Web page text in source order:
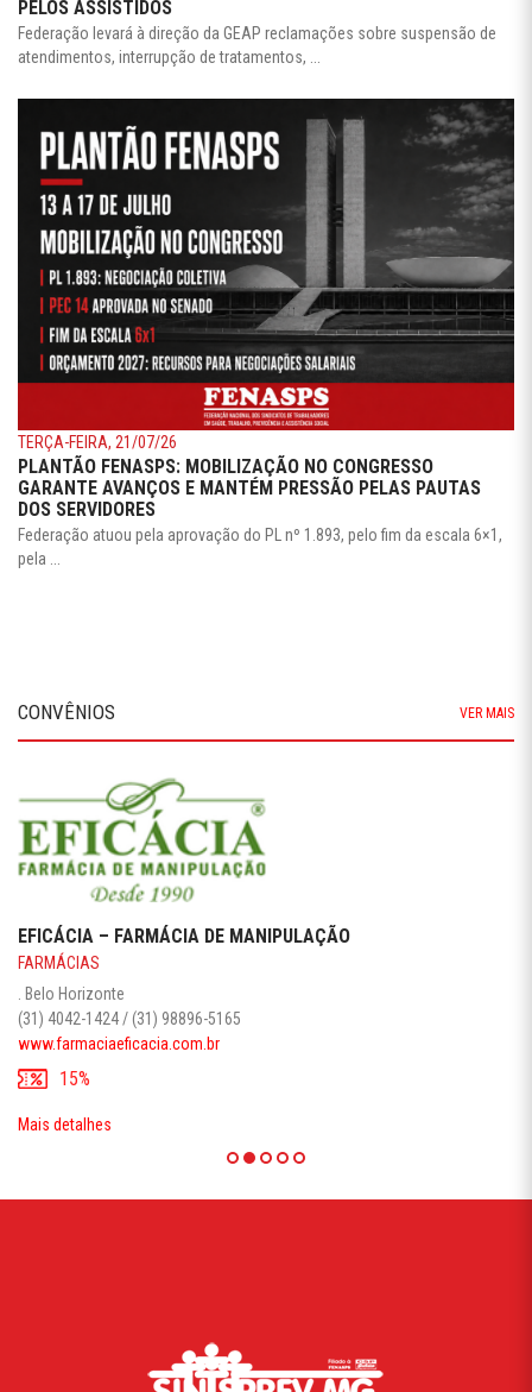
PELOS ASSISTIDOS
Federação levará à direção da GEAP reclamações sobre suspensão de
atendimentos, interrupção de tratamentos, ...
TERÇA-FEIRA, 21/07/26
PLANTÃO FENASPS: MOBILIZAÇÃO NO CONGRESSO
GARANTE AVANÇOS E MANTÉM PRESSÃO PELAS PAUTAS
DOS SERVIDORES
Federação atuou pela aprovação do PL nº 1.893, pelo fim da escala 6×1,
pela ...
CONVÊNIOS VER MAIS
EFICÁCIA – FARMÁCIA DE MANIPULAÇÃO
FARMÁCIAS
. Belo Horizonte
(31) 4042-1424 / (31) 98896-5165
www.farmaciaeficacia.com.br
15%
Mais detalhes